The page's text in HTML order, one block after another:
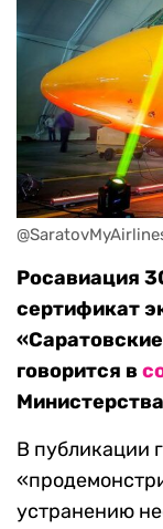
Росавиация
сертификат
говорится в
В публикации
устранению